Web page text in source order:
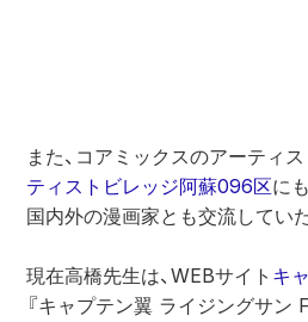
また、コアミックスのアーティ
ティストビレッジ阿蘇096区に
国内外の漫画家とも交流してい
現在高橋先生は、WEBサイト キ
『キャプテン翼 ライジングサン